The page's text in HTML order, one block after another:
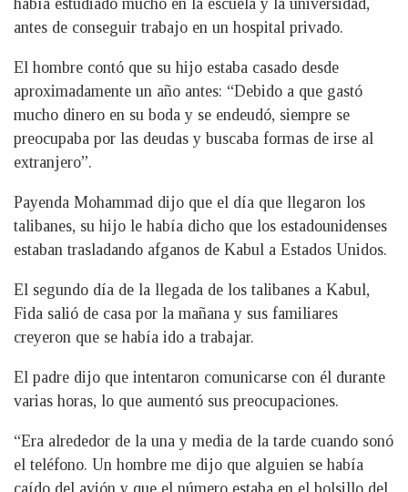
había estudiado mucho en la escuela y la universidad,
antes de conseguir trabajo en un hospital privado.
El hombre contó que su hijo estaba casado desde
aproximadamente un año antes: “Debido a que gastó
mucho dinero en su boda y se endeudó, siempre se
preocupaba por las deudas y buscaba formas de irse al
extranjero”.
Payenda Mohammad dijo que el día que llegaron los
talibanes, su hijo le había dicho que los estadounidenses
estaban trasladando afganos de Kabul a Estados Unidos.
El segundo día de la llegada de los talibanes a Kabul,
Fida salió de casa por la mañana y sus familiares
creyeron que se había ido a trabajar.
El padre dijo que intentaron comunicarse con él durante
varias horas, lo que aumentó sus preocupaciones.
“Era alrededor de la una y media de la tarde cuando sonó
el teléfono. Un hombre me dijo que alguien se había